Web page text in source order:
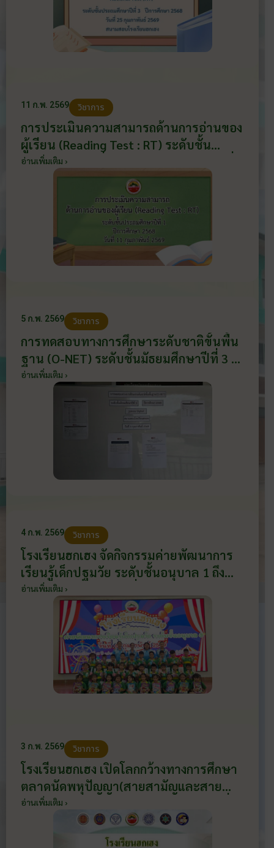
11 ก.พ. 2569 วิชาการ
การประเมินความสามารถด้านการอ่านของ
ผู้เรียน (Reading Test : RT) ระดับชั้น
ประถมศึกษาปีที่ 1 ปีการศึกษา 2568 วันที่
11 กุมภาพันธ์ 2569
อ่านเพิ่มเติม ›
5 ก.พ. 2569 วิชาการ
การทดสอบทางการศึกษาระดับชาติขั้นพื้น
ฐาน (O-NET) ระดับชั้นมัธยมศึกษาปีที่ 3 ปี
การศึกษา 2568 รูปแบบ Digital สนามสอบ
โรงเรียนฮกเฮง วันที่ 5 กุมภาพันธ์ 2569
อ่านเพิ่มเติม ›
4 ก.พ. 2569 วิชาการ
โรงเรียนฮกเฮง จัดกิจกรรมค่ายพัฒนาการ
เรียนรู้เด็กปฐมวัย ระดับชั้นอนุบาล 1 ถึง
อนุบาล 3 ระหว่างวันที่ 4-6 กุมภาพันธ์
2569 โดยใช้งบเรียนฟรี 15 ปี อย่างมี
คุณภาพ หมวดกิจกรรมพัฒนาคุณภาพผู้
อ่านเพิ่มเติม ›
3 ก.พ. 2569 วิชาการ
โรงเรียนฮกเฮง เปิดโลกกว้างทางการศึกษา
ตลาดนัดพหุปัญญา(สายสามัญและสาย
อาชีพ) ณ หอประชุมโรงเรียนฮกเฮง วันที่ 3
กุมภาพันธ์ 2569
อ่านเพิ่มเติม ›